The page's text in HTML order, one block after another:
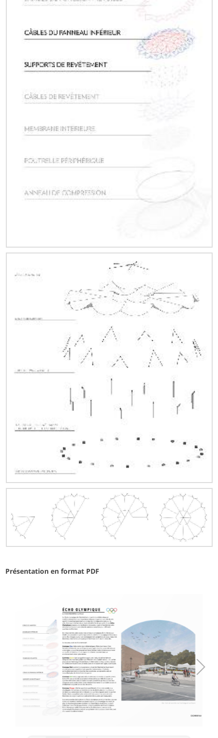
Présentation en format PDF